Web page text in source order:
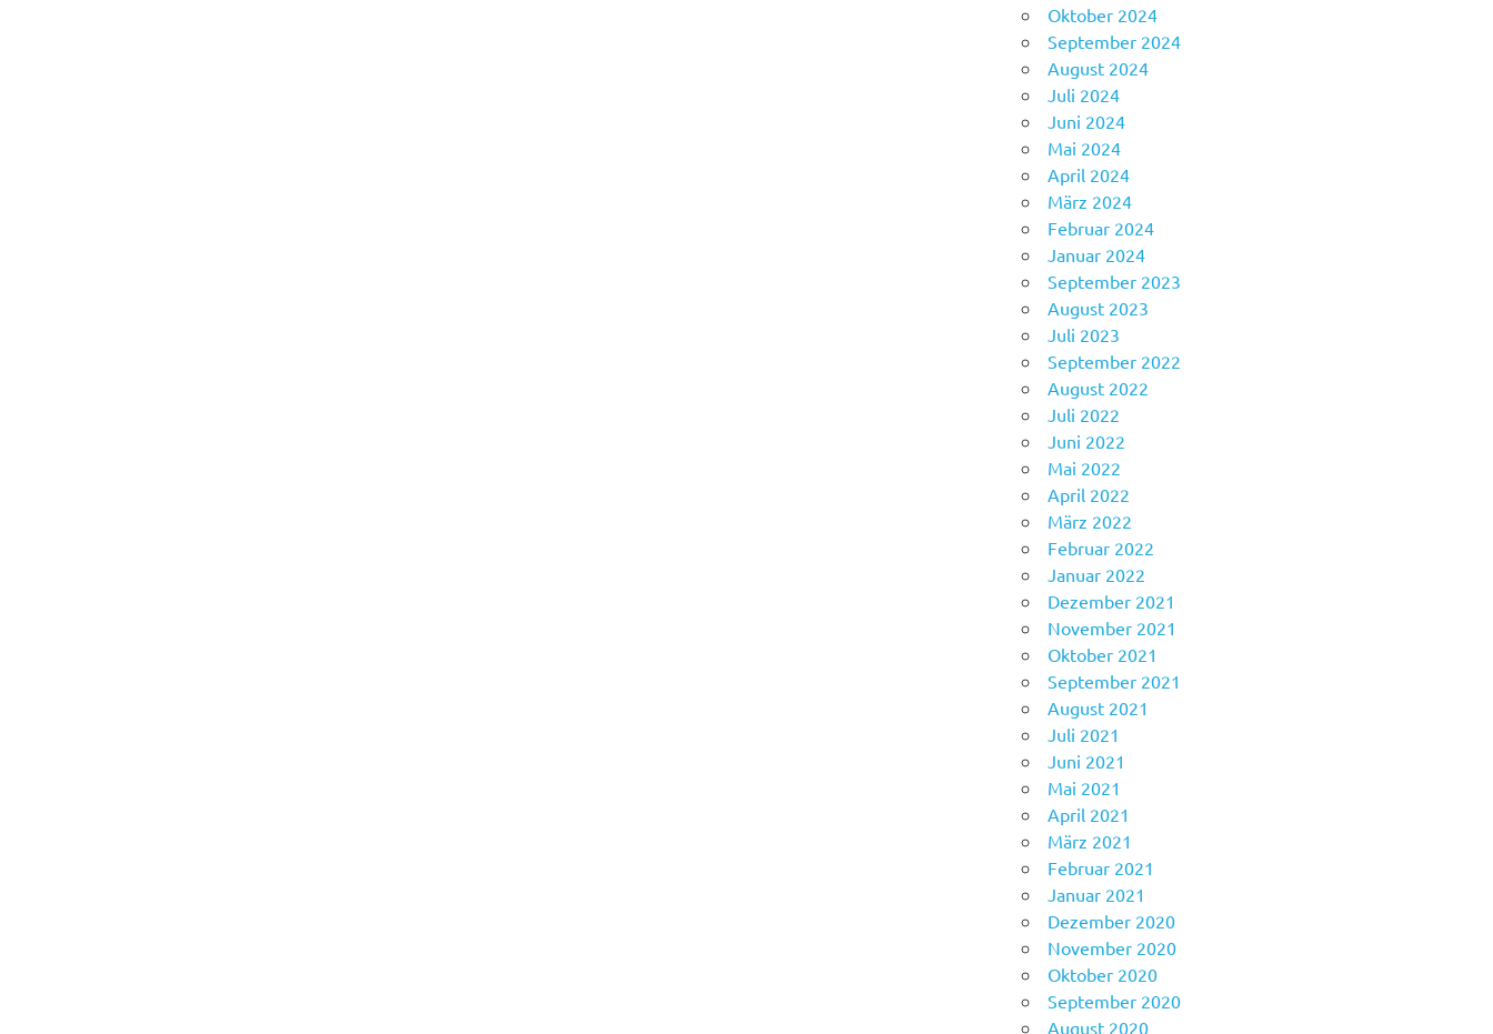
Oktober 2024
September 2024
August 2024
Juli 2024
Juni 2024
Mai 2024
April 2024
März 2024
Februar 2024
Januar 2024
September 2023
August 2023
Juli 2023
September 2022
August 2022
Juli 2022
Juni 2022
Mai 2022
April 2022
März 2022
Februar 2022
Januar 2022
Dezember 2021
November 2021
Oktober 2021
September 2021
August 2021
Juli 2021
Juni 2021
Mai 2021
April 2021
März 2021
Februar 2021
Januar 2021
Dezember 2020
November 2020
Oktober 2020
September 2020
August 2020